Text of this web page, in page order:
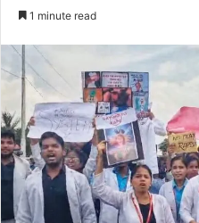
1 minute read